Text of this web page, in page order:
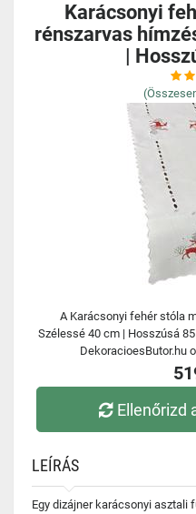
Karácsonyi
rénszarvas
|
A Karácsonyi fehér stóla
Szélessé 40 cm | Hosszúsá
DekoracioesButor.hu
Ellenőrizd
LEÍRÁS
Egy dizájner karácsonyi asztali